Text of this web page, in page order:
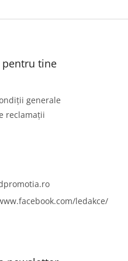
tine
generale
reclamații
ledakce/